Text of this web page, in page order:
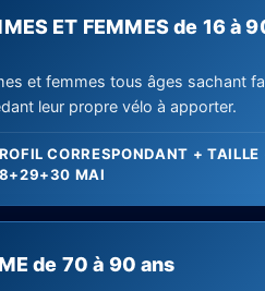
ET FEMMES de 16 à
et femmes tous âges sachant
leur propre vélo à apporter.
CORRESPONDANT + TAILLE
MAI
de 70 à 90 ans